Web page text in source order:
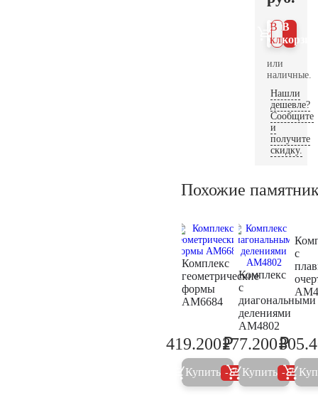
В
В 1
клик
или
наличные.
Нашли
дешевле?
Сообщите
и
получите
скидку.
Похожие
Комплекс
геометрические
формы
AM6684
441.300
419.200₽
Купить 5%
Комплекс
с
диагональными
делениями
AM4802
277.200₽
Купить 5%
с